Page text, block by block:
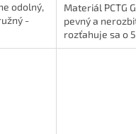
odolný,
-
Materiál PCTG
pevný a
rozťahuje sa o